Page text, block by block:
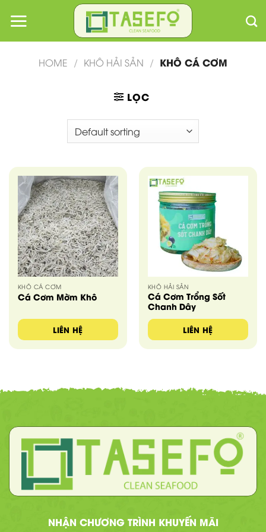
HOME / KHÔ HẢI SẢN / KHÔ CÁ CƠM
LỌC
KHÔ CÁ CƠM
Cá Cơm Mờm Khô
LIÊN HỆ
KHÔ HẢI SẢN
Cá Cơm Trổng Sốt
Chanh Dây
LIÊN HỆ
NHẬN CHƯƠNG TRÌNH KHUYẾN MÃI